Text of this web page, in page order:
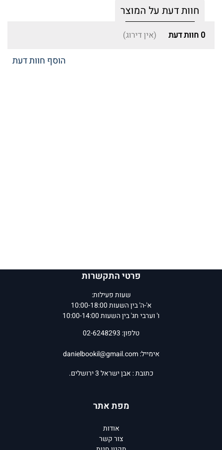
חוות דעת על המוצר
0 חוות דעת (אין דירוג)
הוסף חוות דעת
פרטי התקשרות
שעות פעילות:
א'-ה' בין השעות 10:00-18:00
ו' וערבי חג' בין השעות 10:00-14:00
טלפון: 02-6248293
אימייל:danielbookil@gmail.com
כתובת : אבן ישראל 3 ירושלים.
מפת אתר
אודות
צור קשר